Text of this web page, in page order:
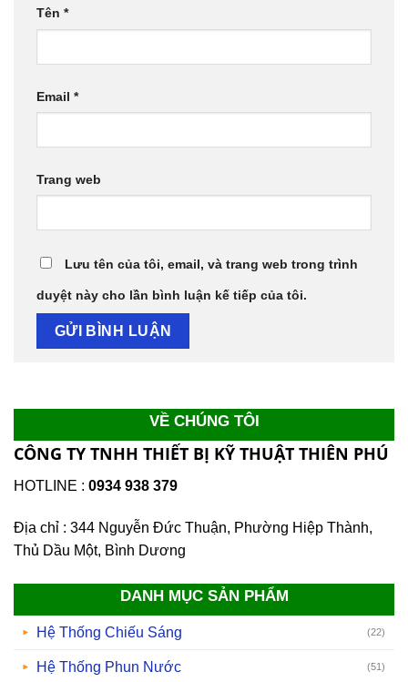
Tên *
Email *
Trang web
Lưu tên của tôi, email, và trang web trong trình
duyệt này cho lần bình luận kế tiếp của tôi.
VỀ CHÚNG TÔI
CÔNG TY TNHH THIẾT BỊ KỸ THUẬT THIÊN PHÚ
HOTLINE : 0934 938 379
Địa chỉ : 344 Nguyễn Đức Thuận, Phường Hiệp Thành,
Thủ Dầu Một, Bình Dương
DANH MỤC SẢN PHẨM
Hệ Thống Chiếu Sáng (22)
Hệ Thống Phun Nước (51)